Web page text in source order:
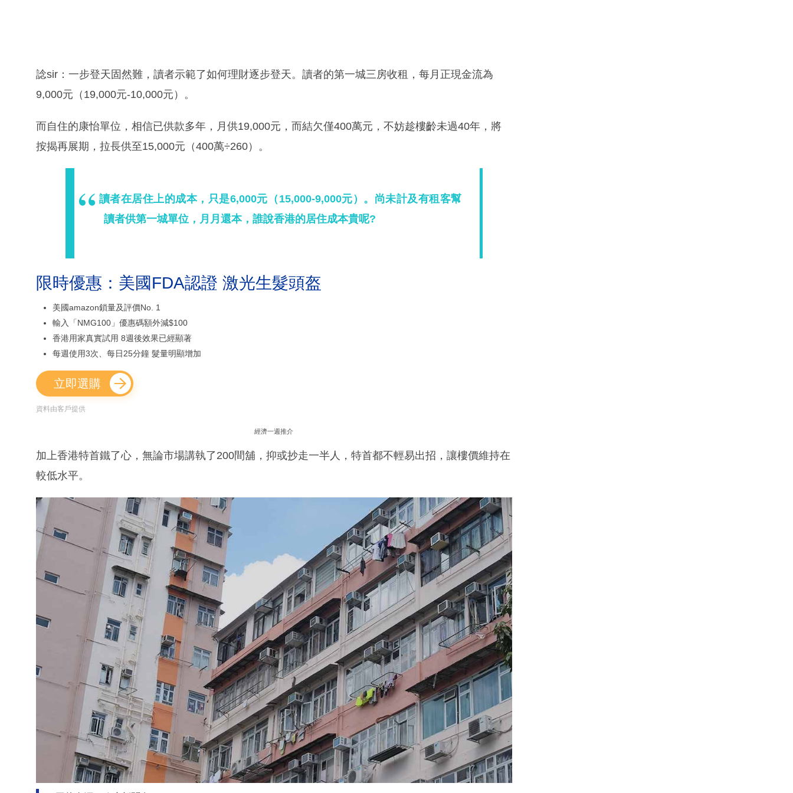
諗sir：一步登天固然難，讀者示範了如何理財逐步登天。讀者的第一城三房收租，每月正現金流為
9,000元（19,000元-10,000元）。
而自住的康怡單位，相信已供款多年，月供19,000元，而結欠僅400萬元，不妨趁樓齡未過40年，將
按揭再展期，拉長供至15,000元（400萬÷260）。
讀者在居住上的成本，只是6,000元（15,000-9,000元）。尚未計及有租客幫
讀者供第一城單位，月月還本，誰說香港的居住成本貴呢?
限時優惠：美國FDA認證 激光生髮頭盔
美國amazon鎖量及評價No. 1
輸入「NMG100」優惠碼額外減$100
香港用家真實試用 8週後效果已經顯著
每週使用3次、每日25分鐘 髮量明顯增加
立即選購
資料由客戶提供
經濟一週推介
加上香港特首鐵了心，無論市場講執了200間舖，抑或抄走一半人，特首都不輕易出招，讓樓價維持在
較低水平。